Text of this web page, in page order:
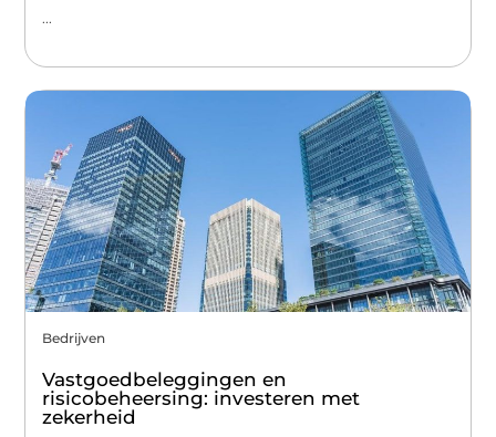
...
Bedrijven
Vastgoedbeleggingen en
risicobeheersing: investeren met
zekerheid